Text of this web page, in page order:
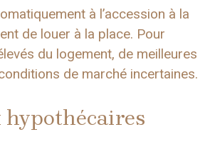
à l’accession à la
de louer à la place. Pour
du logement, de meilleures
de marché incertaines.
hypothécaires